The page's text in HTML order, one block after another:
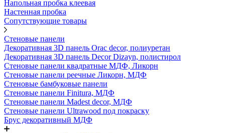
Напольная пробка клеевая
Настенная пробка
Сопутствующие товары
Стеновые панели
Декоративная 3D панель Orac decor, полиуретан
Декоративная 3D панель Decor Dizayn, полистирол
Стеновые панели квадратные МДФ, Ликорн
Стеновые панели реечные Ликорн, МДФ
Стеновые бамбуковые панели
Стеновые панели Finitura, МДФ
Стеновые панели Madest decor, МДФ
Стеновые панели Ultrawood под покраску
Брус декоративный МДФ